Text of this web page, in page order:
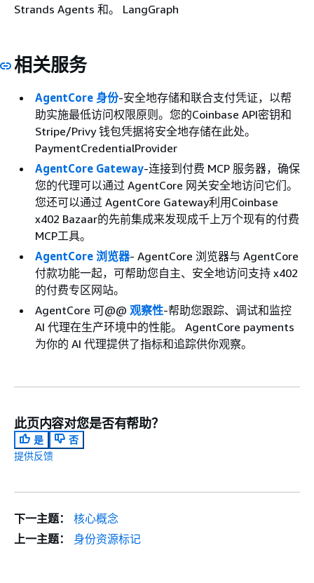
Strands Agents 和。 LangGraph
相关服务
AgentCore 身份-安全地存储和联合支付凭证，以帮
助实施最低访问权限原则。您的Coinbase API密钥和
Stripe/Privy 钱包凭据将安全地存储在此处。
PaymentCredentialProvider
AgentCore Gateway-连接到付费 MCP 服务器，确保
您的代理可以通过 AgentCore 网关安全地访问它们。
您还可以通过 AgentCore Gateway利用Coinbase
x402 Bazaar的先前集成来发现成千上万个现有的付费
MCP工具。
AgentCore 浏览器- AgentCore 浏览器与 AgentCore
付款功能一起，可帮助您自主、安全地访问支持 x402
的付费专区网站。
AgentCore 可@@ 观察性-帮助您跟踪、调试和监控
AI 代理在生产环境中的性能。 AgentCore payments
为你的 AI 代理提供了指标和追踪供你观察。
此页内容对您是否有帮助？
是
否
提供反馈
下一主题：
核心概念
上一主题：
身份资源标记